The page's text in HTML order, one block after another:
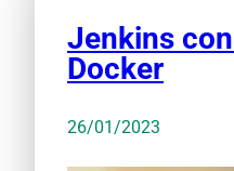
Jenkins
Docker
26/01/2023